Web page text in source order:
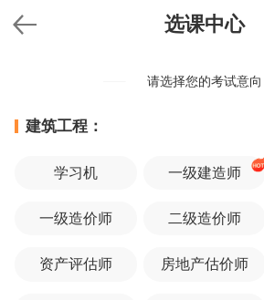
选课中心
请选择您的考试意向
建筑工程：
学习机 一级建造师
一级造价师 二级造价师
资产评估师 房地产估价师